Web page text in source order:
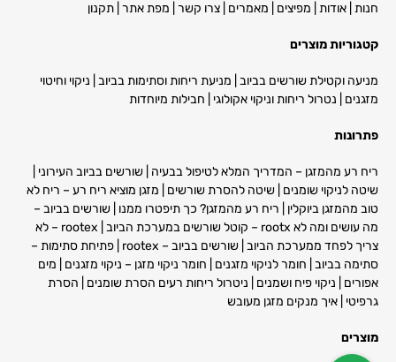
חנות אודות מפיצים מאמרים צרו קשר מפת אתר תקנון
קטגוריות מוצרים
מניעה וקטילת שורשים בביוב מניעת ריחות וסתימות בביוב ניקוי וחיטוי
מזגנים
נטרול ריחות וניקוי אקולוגי חבילות מיוחדות
פתרונות
ריח רע מהמזגן – המדריך המלא לטיפול בבעיה שורשים בביוב העירוני
שיטה לניקוי שומנים שיטה להסרת שורשים | מזגן מוציא ריח רע – ריח לא
טוב מהמזגן ביוקלין
ריח רע מהמזגן? כך תיפטרו ממנו שורשים בביוב –
מה עושים ומה לא rootx – קוטל שורשים במערכת הביוב
rootex – לא
צריך לפחד ממערכת הביוב שורשים בביוב – rootex
פתיחת סתימות –
סתימה בביוב חומר לניקוי מזגנים
חומר ניקוי מזגן – ניקוי מזגנים | מים
אפורים
ניקוי פיח ושמנים ניטרול ריחות רעים הסרת שומנים
הסרת
גרפיטי איך מנקים מזגן מעובש
מוצרים